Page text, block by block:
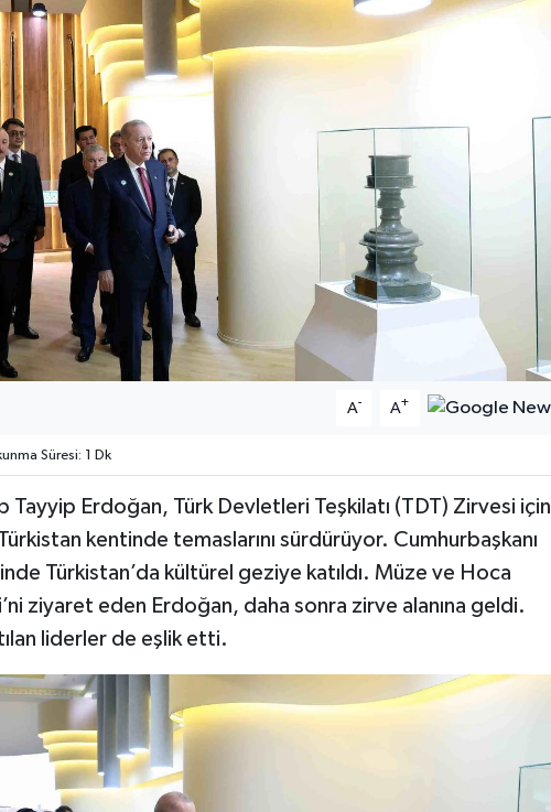
A- A+
Süresi: 1 Dk
Tayyip Erdoğan, Türk Devletleri Teşkilatı (TDT) Zirvesi için
kentinde temaslarını sürdürüyor. Cumhurbaşkanı
Türkistan’da kültürel geziye katıldı. Müze ve Hoca
ziyaret eden Erdoğan, daha sonra zirve alanına geldi.
liderler de eşlik etti.